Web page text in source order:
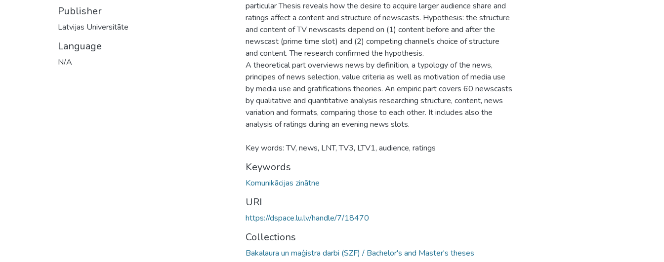
Publisher
Latvijas Universitāte
Language
N/A
particular Thesis reveals how the desire to acquire larger audience share and
ratings affect a content and structure of newscasts. Hypothesis: the structure
and content of TV newscasts depend on (1) content before and after the
newscast (prime time slot) and (2) competing channel’s choice of structure
and content. The research confirmed the hypothesis.
A theoretical part overviews news by definition, a typology of the news,
principes of news selection, value criteria as well as motivation of media use
by media use and gratifications theories. An empiric part covers 60 newscasts
by qualitative and quantitative analysis researching structure, content, news
variation and formats, comparing those to each other. It includes also the
analysis of ratings during an evening news slots.
Key words: TV, news, LNT, TV3, LTV1, audience, ratings
Keywords
Komunikācijas zinātne
URI
https://dspace.lu.lv/handle/7/18470
Collections
Bakalaura un maģistra darbi (SZF) / Bachelor's and Master's theses